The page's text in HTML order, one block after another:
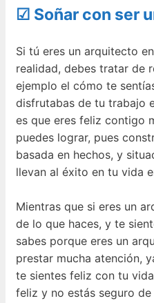
☑ Soñar con ser
Si tú eres un arquitecto
realidad, debes tratar de
ejemplo el cómo te
disfrutabas de tu trabajo
es que eres feliz contigo
puedes lograr, pues
basada en hechos, y
llevan al éxito en tu vida
Mientras que si eres un
de lo que haces, y te
sabes porque eres un
prestar mucha atención,
te sientes feliz con tu
feliz y no estás seguro